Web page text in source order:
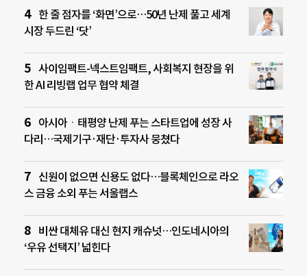
한 줄 점자를 ‘화면’으로…50년 난제 풀고 세계
시장 두드린 ‘닷’
사이임팩트-넥스트임팩트, 사회복지 현장을 위
한 AI 리빙랩 업무 협약 체결
아시아ㆍ태평양 난제 푸는 스타트업에 성장 사
다리…국제기구·재단·투자사 뭉쳤다
신원이 없으면 신용도 없다…블록체인으로 라오
스 금융 소외 푸는 서울랩스
비싼 대체유 대신 현지 캐슈넛…인도네시아의
‘우유 선택지’ 넓힌다